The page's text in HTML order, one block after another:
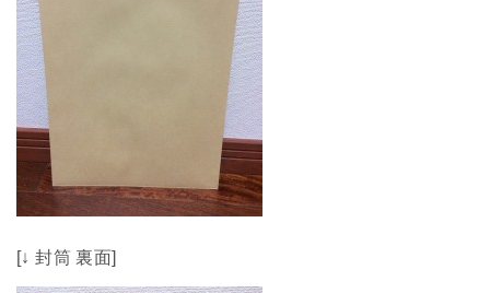
[↓ 封筒 裏面]